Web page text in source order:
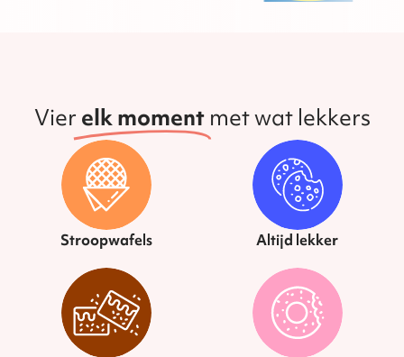
Vier elk moment met wat lekkers
Stroopwafels Altijd lekker